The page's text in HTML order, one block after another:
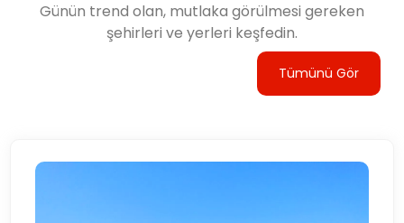
Günün trend olan, mutlaka görülmesi gereken
şehirleri ve yerleri keşfedin.
Tümünü Gör